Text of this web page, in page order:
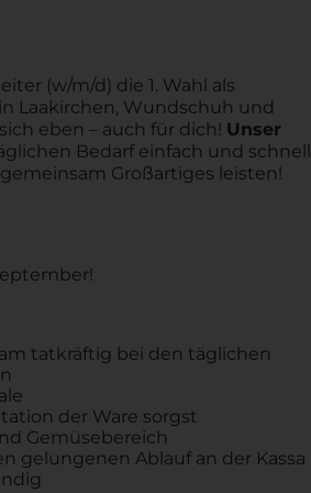
(w/m/d) die 1. Wahl als
Laakirchen, Wundschuh und
eben – auch für dich! Unser
Bedarf einfach und schnell
Großartiges leisten!
tatkräftig bei den täglichen
der Ware sorgst
Gemüsebereich
gelungenen Ablauf an der Kassa